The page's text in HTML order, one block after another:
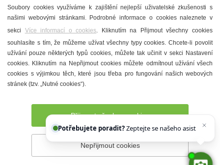
Mandloně
Ubytování
Restaurace
Městské muzeum a galerie
Denní meníčka
Prohlášení o přístupnosti Správce webu
Soubory cookies využíváme k zajištění nejlepší uživatelské zkušenosti s
našimi webovými stránkami. Podrobné informace o cookies naleznete v
sekci Více informací o cookies. Kliknutím na Přijmout všechny cookies
souhlasíte s tím, že můžeme užívat všechny typy cookies. Chcete-li povolit
užívání pouze některých typů cookies, můžete tak učinit v sekci Nastavení
cookies. Kliknutím na Nepřijmout cookies můžete odmítnout užívání všech
cookies s výjimkou těch, které jsou třeba pro fungování našich webových
stránek (tzv. „Nutné cookies“).
Přijmout všechny cookies
Nepřijmout cookies
Potřebujete poradit?